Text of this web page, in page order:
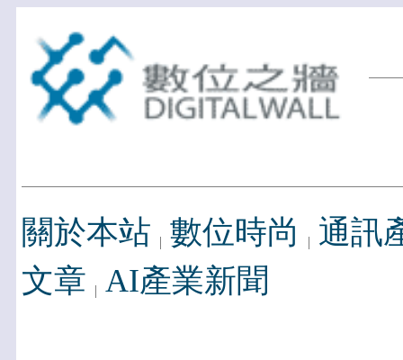
關於本站 數位時尚
通訊
文章 AI產業新聞